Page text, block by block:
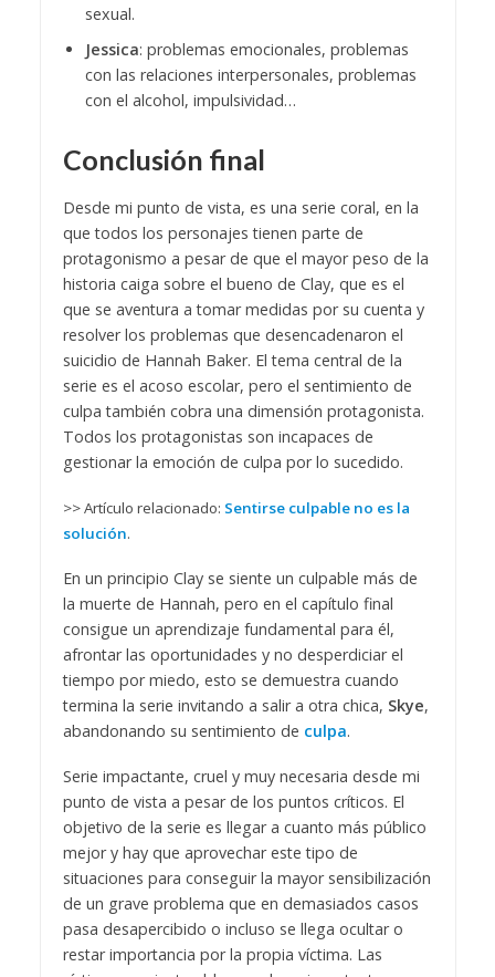
sexual.
Jessica: problemas emocionales, problemas
con las relaciones interpersonales, problemas
con el alcohol, impulsividad…
Conclusión final
Desde mi punto de vista, es una serie coral, en la
que todos los personajes tienen parte de
protagonismo a pesar de que el mayor peso de la
historia caiga sobre el bueno de Clay, que es el
que se aventura a tomar medidas por su cuenta y
resolver los problemas que desencadenaron el
suicidio de Hannah Baker. El tema central de la
serie es el acoso escolar, pero el sentimiento de
culpa también cobra una dimensión protagonista.
Todos los protagonistas son incapaces de
gestionar la emoción de culpa por lo sucedido.
>> Artículo relacionado: Sentirse culpable no es la
solución.
En un principio Clay se siente un culpable más de
la muerte de Hannah, pero en el capítulo final
consigue un aprendizaje fundamental para él,
afrontar las oportunidades y no desperdiciar el
tiempo por miedo, esto se demuestra cuando
termina la serie invitando a salir a otra chica, Skye,
abandonando su sentimiento de culpa.
Serie impactante, cruel y muy necesaria desde mi
punto de vista a pesar de los puntos críticos. El
objetivo de la serie es llegar a cuanto más público
mejor y hay que aprovechar este tipo de
situaciones para conseguir la mayor sensibilización
de un grave problema que en demasiados casos
pasa desapercibido o incluso se llega ocultar o
restar importancia por la propia víctima. Las